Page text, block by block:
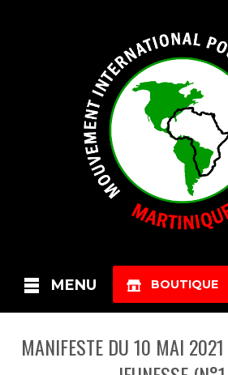
BOUTIQUE
MENU
MANIFESTE DU 10 MAI